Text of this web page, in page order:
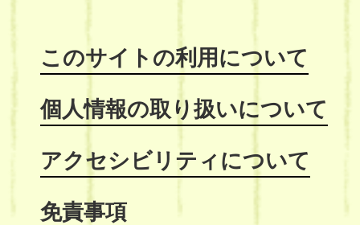
このサイトの利用について
個人情報の取り扱いについて
アクセシビリティについて
免責事項